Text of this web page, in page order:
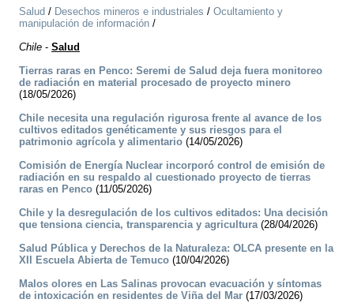
Salud / Desechos mineros e industriales / Ocultamiento y
manipulación de información /
Chile - Salud
Tierras raras en Penco: Seremi de Salud deja fuera monitoreo
de radiación en material procesado de proyecto minero
(18/05/2026)
Chile necesita una regulación rigurosa frente al avance de los
cultivos editados genéticamente y sus riesgos para el
patrimonio agrícola y alimentario (14/05/2026)
Comisión de Energía Nuclear incorporó control de emisión de
radiación en su respaldo al cuestionado proyecto de tierras
raras en Penco (11/05/2026)
Chile y la desregulación de los cultivos editados: Una decisión
que tensiona ciencia, transparencia y agricultura(28/04/2026)
Salud Pública y Derechos de la Naturaleza: OLCA presente en la
XII Escuela Abierta de Temuco (10/04/2026)
Malos olores en Las Salinas provocan evacuación y síntomas
de intoxicación en residentes de Viña del Mar (17/03/2026)